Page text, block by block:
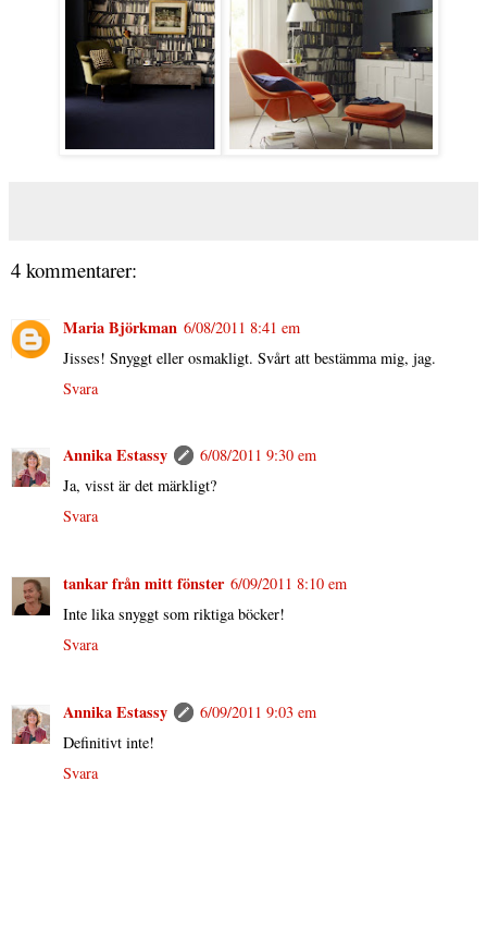
4 kommentarer:
Maria Björkman 6/08/2011 8:41 em
Jisses! Snyggt eller osmakligt. Svårt att bestämma mig, jag.
Svara
Annika Estassy
6/08/2011 9:30 em
Ja, visst är det märkligt?
Svara
tankar från mitt fönster 6/09/2011 8:10 em
Inte lika snyggt som riktiga böcker!
Svara
Annika Estassy
6/09/2011 9:03 em
Definitivt inte!
Svara